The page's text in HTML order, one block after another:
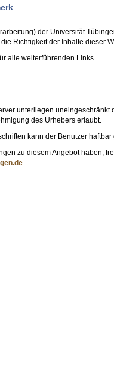
der Universität
Richtigkeit der Inhalte dieser
alle weiterführenden Links.
unterliegen
des Urhebers erlaubt.
kann der Benutzer
zu diesem Angebot haben,